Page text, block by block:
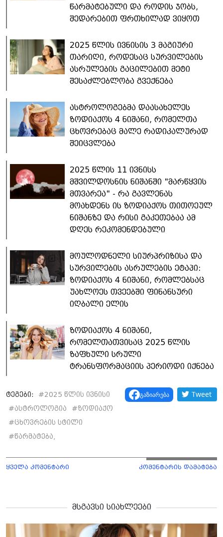
წარმატებული და როდის ჯობს,
შედარებით ფრთხილად ვიყოთ
2025 წლის ივნისის 3 მაგიური
თარიღი, როდესაც სურვილების
ასრულების გაცილებით მეტი
შესაძლებლობა გვექნება
ასტროლოგებმა დაასახელეს
ზოდიაქოს 4 ნიშანი, რომელთა
ცხოვრებაც მალე რადიკალურად
შეიცვლება
2025 წლის 11 ივნისს
მშვილდოსნის ნიშანში "მარწყვის
მთვარეა" - რა გავლენას
მოახდენს ის ზოდიაქოს თითოეულ
ნიშანზე და რისი გაკეთებაა ამ
დღეს რეკომენდებული
მოულოდნელი სიურპრიზისა და
სურვილების ასრულების ეტაპი:
ზოდიაქოს 4 ნიშანი, რომლებსაც
უახლოეს თვეებში ფინანსური
იღბალი ელის
ზოდიაქოს 4 ნიშანი,
რომელთათვისაც 2025 წლის
ზაფხული სრული
ტრანსფორმაციის პერიოდი იქნება
ტეგები: #2025 წლის ივნისი
#ასტროლოგია #ზოდიაქო
#ცხოვრების სტილი
#წარმატება,
გაზიარება Tweet
ყველა კომენტარი კომენტარის დამატება
მსგავსი სიახლეები